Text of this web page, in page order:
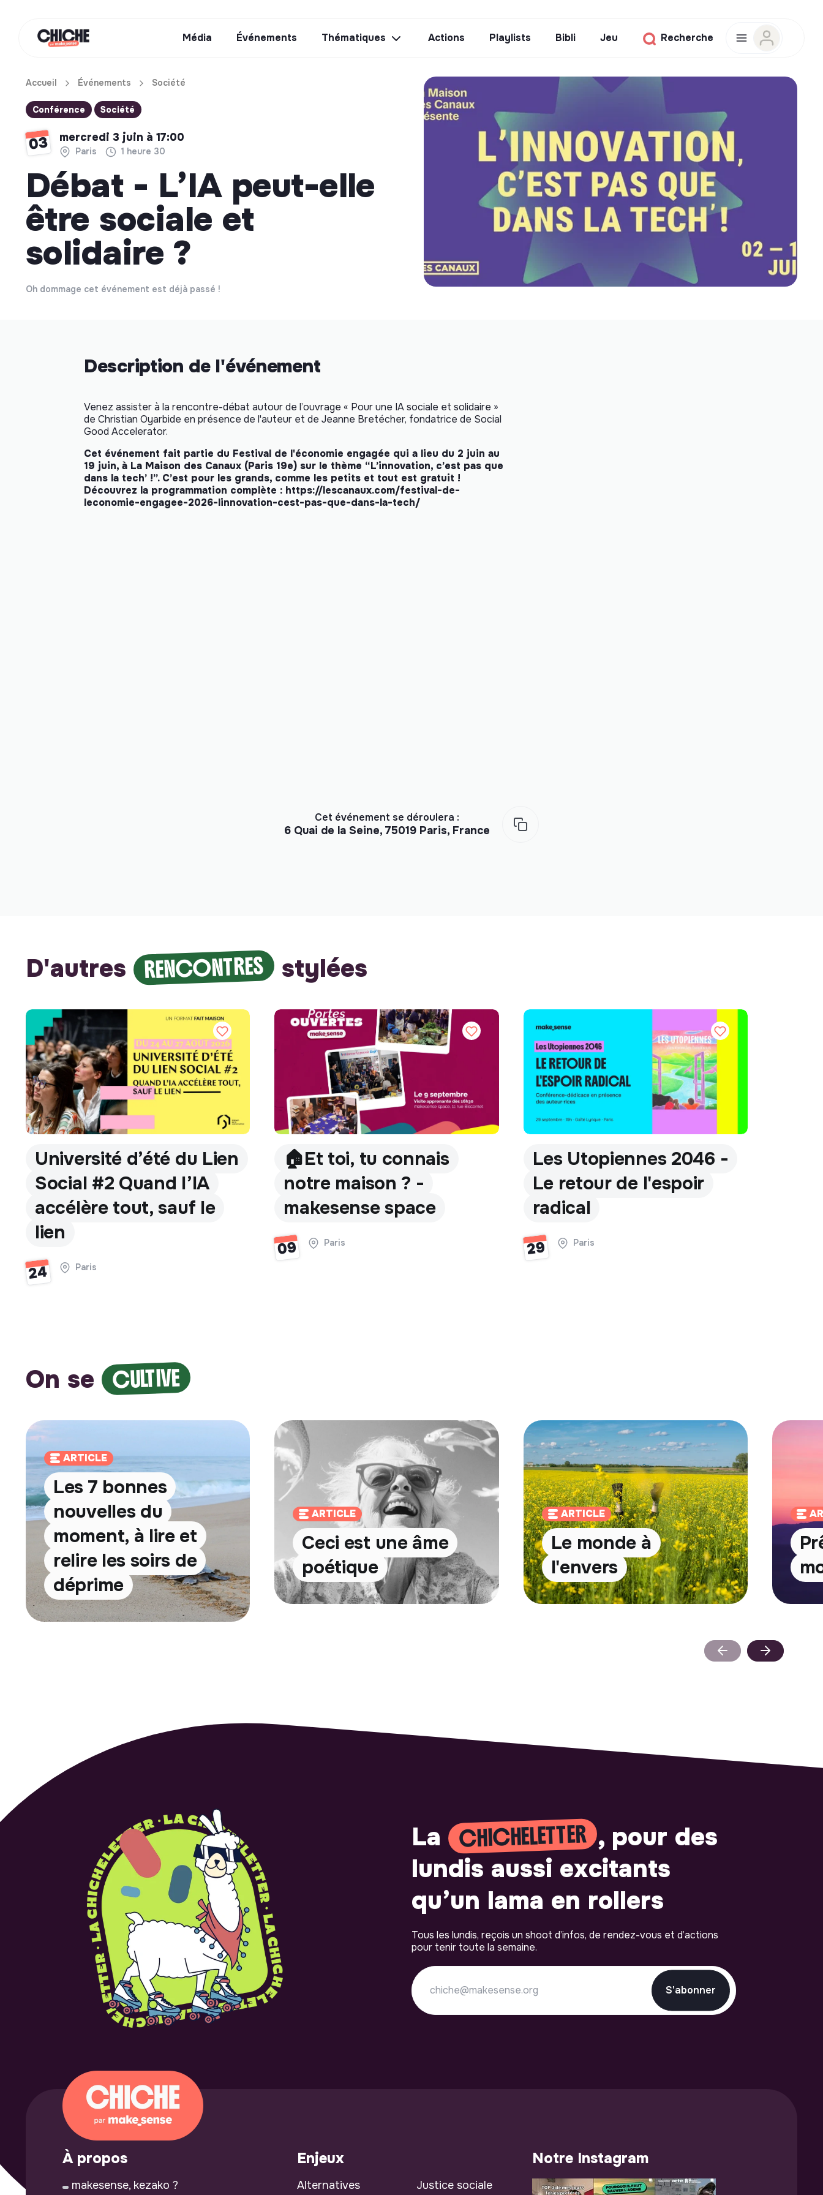
Média Événements Thématiques Actions Playlists Bibli Jeu Recherche
Accueil Événements Société
Conférence Société
03 mercredi 3 juin à 17:00
Paris 1 heure 30
Débat - L’IA peut-elle
être sociale et
solidaire ?
Oh dommage cet événement est déjà passé !
Description de l'événement
Venez assister à la rencontre-débat autour de l’ouvrage « Pour une IA sociale et solidaire »
de Christian Oyarbide en présence de l'auteur et de Jeanne Bretécher, fondatrice de Social
Good Accelerator.
Cet événement fait partie du Festival de l'économie engagée qui a lieu du 2 juin au
19 juin, à La Maison des Canaux (Paris 19e) sur le thème “L’innovation, c’est pas que
dans la tech’ !”. C’est pour les grands, comme les petits et tout est gratuit !
Découvrez la programmation complète : https://lescanaux.com/festival-de-
leconomie-engagee-2026-linnovation-cest-pas-que-dans-la-tech/
Cet événement se déroulera :
6 Quai de la Seine, 75019 Paris, France
D'autres RENCONTRES stylées
Université d’été du Lien
Social #2 Quand l’IA
accélère tout, sauf le
lien
24 Paris
🏠Et toi, tu connais
notre maison ? -
makesense space
09 Paris
Les Utopiennes 2046 -
Le retour de l'espoir
radical
29 Paris
On se CULTIVE
ARTICLE
Les 7 bonnes
nouvelles du
moment, à lire et
relire les soirs de
déprime
ARTICLE
Ceci est une âme
poétique
ARTICLE
Le monde à
l'envers
La CHICHELETTER , pour des
lundis aussi excitants
qu’un lama en rollers
Tous les lundis, reçois un shoot d’infos, de rendez-vous et d’actions
pour tenir toute la semaine.
S'abonner
À propos
makesense, kezako ?
Enjeux
Alternatives Justice sociale
Notre Instagram